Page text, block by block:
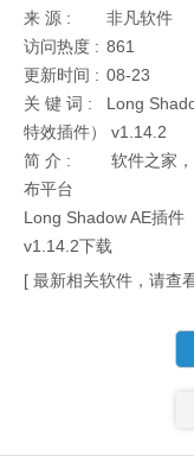
来 源 :
非凡软件
访问热度 : 861
更新时间 : 08-23
关 键 词 :
Long
特效插件） v1.14.2
简 介 :
软件之家
布平台
Long Shadow AE插件
v1.14.2下载
[ 最新相关软件，请查